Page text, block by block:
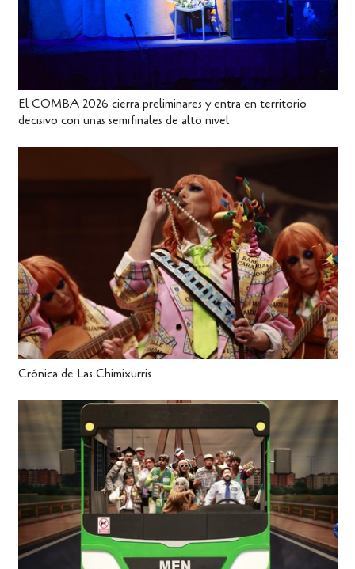
El COMBA 2026 cierra preliminares y entra en territorio
decisivo con unas semifinales de alto nivel
Crónica de Las Chimixurris